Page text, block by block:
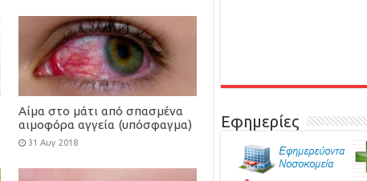
Αίμα στο μάτι από σπασμένα
αιμοφόρα αγγεία (υπόσφαγμα)
31 Αυγ 2018
Εφημερίες